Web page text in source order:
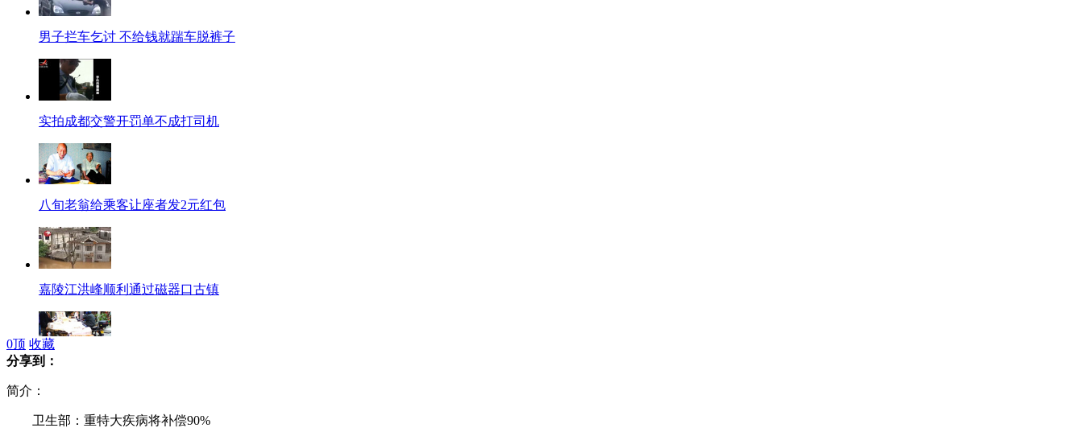
男子拦车乞讨 不给钱就踹车脱裤子
实拍成都交警开罚单不成打司机
八旬老翁给乘客让座者发2元红包
嘉陵江洪峰顺利通过磁器口古镇
0顶 收藏
分享到：
简介：
卫生部：重特大疾病将补偿90%